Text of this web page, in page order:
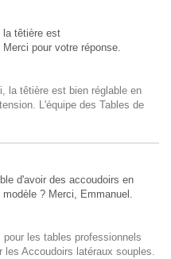
la têtière est
pour votre réponse.
la têtière est bien réglable en
L'équipe des Tables de
d'avoir des accoudoirs en
? Merci, Emmanuel.
pour les tables professionnels
les Accoudoirs latéraux souples.